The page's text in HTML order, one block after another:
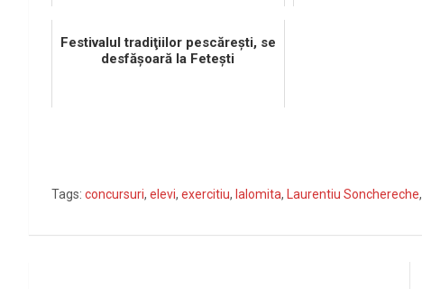
Festivalul tradiţiilor pescăreşti, se
desfăşoară la Feteşti
Tags: concursuri, elevi, exercitiu, Ialomita, Laurentiu Sonchereche,